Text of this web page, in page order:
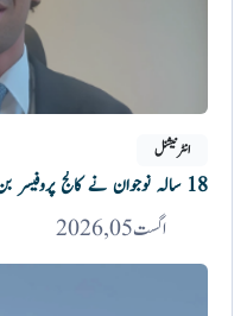
انٹرنیشنل
18 سالہ نوجوان نے کالج پروفیسر بن کر تاریخ رقم کر دی
اگست 05, 2026